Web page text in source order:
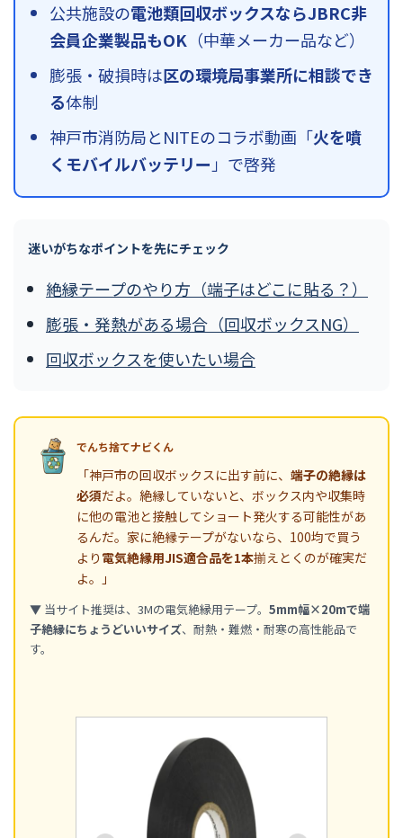
公共施設の電池類回収ボックスならJBRC非
会員企業製品もOK （中華メーカー品など）
膨張・破損時は区の環境局事業所に相談でき
る体制
神戸市消防局とNITEのコラボ動画「火を噴
くモバイルバッテリー」で啓発
迷いがちなポイントを先にチェック
絶縁テープのやり方（端子はどこに貼る？）
膨張・発熱がある場合（回収ボックスNG）
回収ボックスを使いたい場合
でんち捨てナビくん
「神戸市の回収ボックスに出す前に、 端子の絶縁は
必須だよ。絶縁していないと、ボックス内や収集時
に他の電池と接触してショート発火する可能性があ
るんだ。家に絶縁テープがないなら、100均で買う
より 電気絶縁用JIS適合品を1本揃えとくのが確実だ
よ。」
▼ 当サイト推奨は、3Mの電気絶縁用テープ。 5mm幅×20mで端
子絶縁にちょうどいいサイズ、耐熱・難燃・耐寒の高性能品で
す。